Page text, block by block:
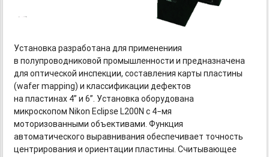
Установка разработана для применениия
в полупроводниковой промышленности и предназначена
для оптической инспекции, составления карты пластины
(wafer mapping) и классификации дефектов
на пластинах 4” и 6”. Установка оборудована
микроскопом Nikon Eclipse L200N с 4−мя
моторизованными объективами. Функция
автоматического выравнивания обеспечивает точность
центрирования и ориентации пластины. Считывающее